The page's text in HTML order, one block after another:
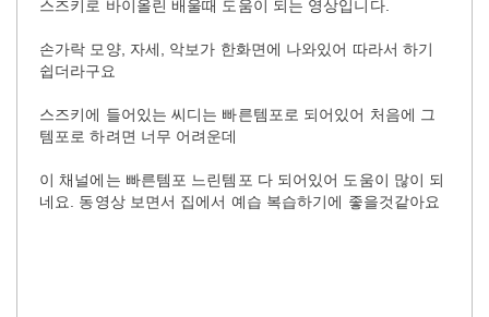
스즈키로 바이올린 배울때 도움이 되는 영상입니다.
손가락 모양, 자세, 악보가 한화면에 나와있어 따라서 하기
쉽더라구요
스즈키에 들어있는 씨디는 빠른템포로 되어있어 처음에 그
템포로 하려면 너무 어려운데
이 채널에는 빠른템포 느린템포 다 되어있어 도움이 많이 되
네요. 동영상 보면서 집에서 예습 복습하기에 좋을것같아요